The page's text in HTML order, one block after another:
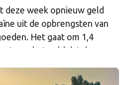
deze week opnieuw geld
uit de opbrengsten van
Het gaat om 1,4
op het geld dat de
EU bevroor dat geld na de